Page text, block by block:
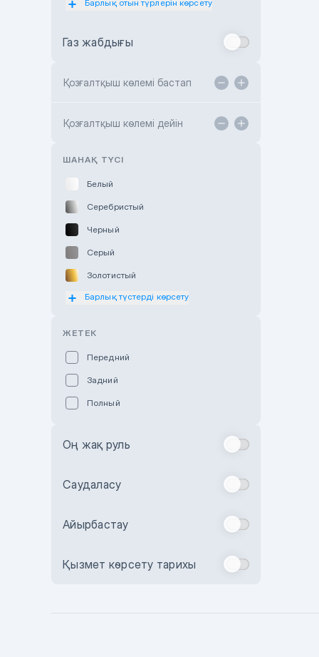
Toyota Astana
TANK Motors Karaganda
Барлық отын түрлерін көрсету
Газ жабдығы
Қозғалтқыш көлемі бастап
Қозғалтқыш көлемі дейін
ШАНАҚ ТҮСІ
Белый
Серебристый
Черный
Серый
Золотистый
Оранжевый
Зеленый
Бежевый
Комбинированный
Барлық түстерді көрсету
ЖЕТЕК
Передний
Задний
Полный
Оң жақ руль
Саудаласу
Айырбастау
Қызмет көрсету тарихы